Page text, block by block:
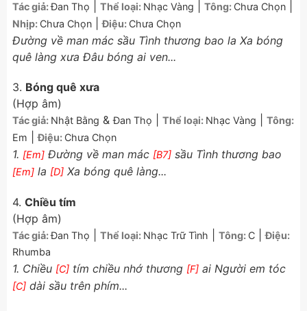
Tác giả:Đan Thọ Thể loại: Nhạc Vàng Tông: Chưa Chọn
Nhịp: Chưa Chọn |Điệu: Chưa Chọn
Đường về man mác sầu Tình thương bao la Xa bóng
quê làng xưa Đâu bóng ai ven...
3. Bóng quê xưa
(Hợp âm)
Tác giả: Nhật Bằng &Đan Thọ Thể loại: Nhạc Vàng
Tông:
Em
|Điệu: Chưa Chọn
1. [Em] Đường về man mác [B7] sầu Tình thương bao
[Em] la [D] Xa bóng quê làng...
4. Chiều tím
(Hợp âm)
Tác giả:Đan Thọ Thể loại: Nhạc Trữ Tình Tông: C |Điệu:
Rhumba
1. Chiều [C] tím chiều nhớ thương [F] ai Người em tóc
[C] dài sầu trên phím...